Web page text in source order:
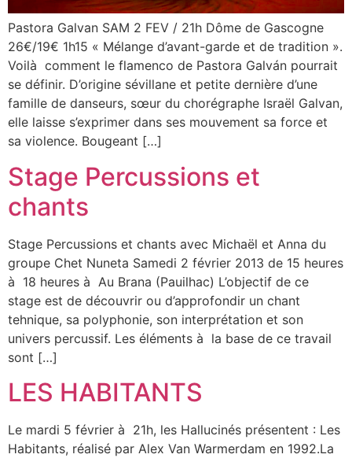
Pastora Galvan SAM 2 FEV / 21h Dôme de Gascogne
26€/19€ 1h15 « Mélange d’avant-garde et de tradition ».
Voilà comment le flamenco de Pastora Galván pourrait
se définir. D’origine sévillane et petite dernière d’une
famille de danseurs, sœur du chorégraphe Israël Galvan,
elle laisse s’exprimer dans ses mouvement sa force et
sa violence. Bougeant […]
Stage Percussions et
chants
Stage Percussions et chants avec Michaël et Anna du
groupe Chet Nuneta Samedi 2 février 2013 de 15 heures
à 18 heures à Au Brana (Pauilhac) L’objectif de ce
stage est de découvrir ou d’approfondir un chant
tehnique, sa polyphonie, son interprétation et son
univers percussif. Les éléments à la base de ce travail
sont […]
LES HABITANTS
Le mardi 5 février à 21h, les Hallucinés présentent : Les
Habitants, réalisé par Alex Van Warmerdam en 1992.La